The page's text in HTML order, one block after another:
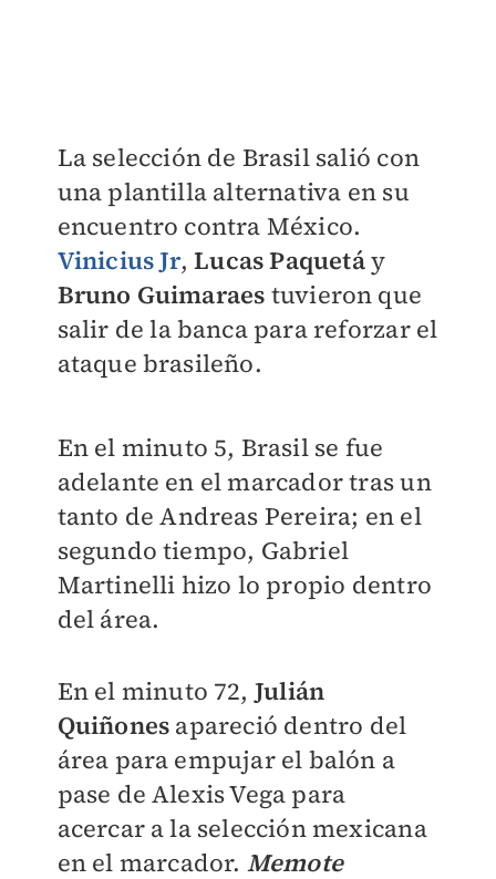
La selección de Brasil salió con
una plantilla alternativa en su
encuentro contra México.
Vinicius Jr,Lucas Paquetáy
Bruno Guimaraes tuvieron que
salir de la banca para reforzar el
ataque brasileño.
En el minuto 5, Brasil se fue
adelante en el marcador tras un
tanto de Andreas Pereira; en el
segundo tiempo, Gabriel
Martinelli hizo lo propio dentro
del área.
En el minuto 72, Julián
Quiñones apareció dentro del
área para empujar el balón a
pase de Alexis Vega para
acercar a la selección mexicana
en el marcador. Memote